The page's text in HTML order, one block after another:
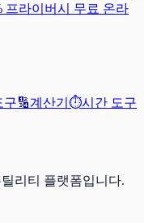
프라이버시 무료 온라
구🔢계산기 ⏱️시간 도구
리티 플랫폼입니다.